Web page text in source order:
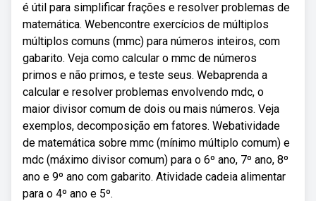
é útil para simplificar frações e resolver problemas de
matemática. Webencontre exercícios de múltiplos
múltiplos comuns (mmc) para números inteiros, com
gabarito. Veja como calcular o mmc de números
primos e não primos, e teste seus. Webaprenda a
calcular e resolver problemas envolvendo mdc, o
maior divisor comum de dois ou mais números. Veja
exemplos, decomposição em fatores. Webatividade
de matemática sobre mmc (mínimo múltiplo comum) e
mdc (máximo divisor comum) para o 6º ano, 7º ano, 8º
ano e 9º ano com gabarito. Atividade cadeia alimentar
para o 4º ano e 5º.